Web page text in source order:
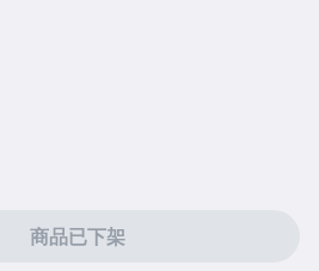
商品已下架